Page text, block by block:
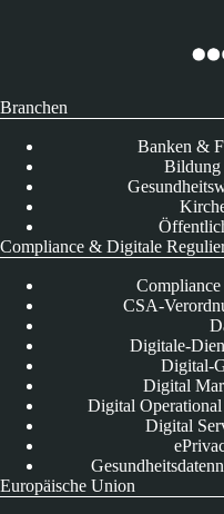
Branchen
Banken &
Bildung
Compliance & Digitale
CSA-
Digitale-
Digital-
Digital
Digital
Digital
Europäische Union